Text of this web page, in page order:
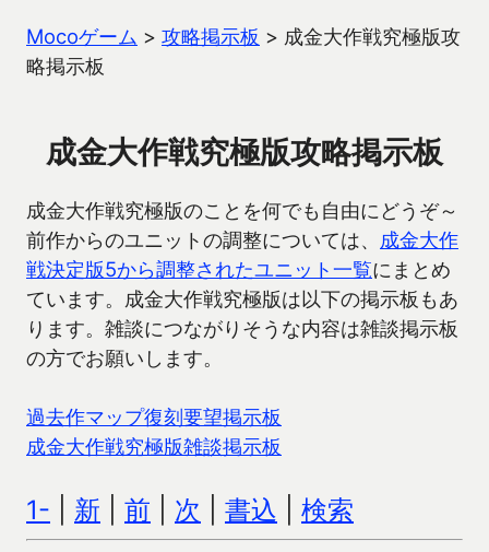
Mocoゲーム > 攻略掲示板 > 成金大作戦究極版攻
略掲示板
成金大作戦究極版攻略掲示板
成金大作戦究極版のことを何でも自由にどうぞ～
前作からのユニットの調整については、 成金大作
戦決定版5から調整されたユニット一覧にまとめ
ています。成金大作戦究極版は以下の掲示板もあ
ります。雑談につながりそうな内容は雑談掲示板
の方でお願いします。
過去作マップ復刻要望掲示板
成金大作戦究極版雑談掲示板
1- 新 前 次 書込 検索